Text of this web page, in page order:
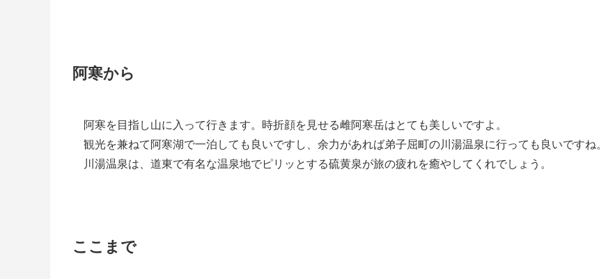
阿寒から
阿寒を目指し山に入って行きます。時折顔を見せる雌阿寒岳はとても美しいですよ。
観光を兼ねて阿寒湖で一泊しても良いですし、余力があれば弟子屈町の川湯温泉に行っても良いですね。
川湯温泉は、道東で有名な温泉地でピリッとする硫黄泉が旅の疲れを癒やしてくれでしょう。
ここまで